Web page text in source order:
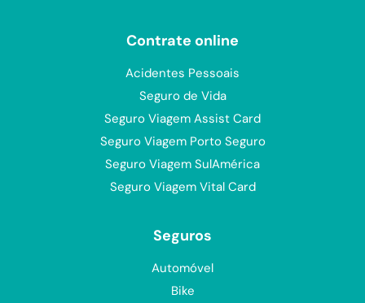
Contrate online
Acidentes Pessoais
Seguro de Vida
Seguro Viagem Assist Card
Seguro Viagem Porto Seguro
Seguro Viagem SulAmérica
Seguro Viagem Vital Card
Seguros
Automóvel
Bike